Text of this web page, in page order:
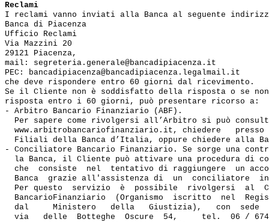
Reclami
I reclami vanno inviati alla Banca al seguente
Banca di Piacenza
Ufficio Reclami
Via Mazzini 20
29121 Piacenza,
mail: segreteria.generale@bancadipiacenza.it
PEC: bancadipiacenza@bancadipiacenza.legalmail.it
che deve rispondere entro 60 giorni dal ricevimento.
Se il Cliente non è soddisfatto della risposta o se
risposta entro i 60 giorni, può presentare ricorso a:
- Arbitro Bancario Finanziario (ABF).
Per sapere come rivolgersi all’Arbitro si può
www.arbitrobancariofinanziario.it, chiedere   presso
Filiali della Banca d’Italia, oppure chiedere alla
- Conciliatore Bancario Finanziario. Se sorge una
la Banca, il Cliente può attivare una procedura di
che  consiste  nel  tentativo di raggiungere  un
Banca  grazie all'assistenza di  un  conciliatore
Per questo  servizio  è  possibile  rivolgersi  al
BancarioFinanziario  (Organismo  iscritto  nel
dal     Ministero   della   Giustizia),   con  sede
via   delle  Botteghe  Oscure  54,     tel.  06 /